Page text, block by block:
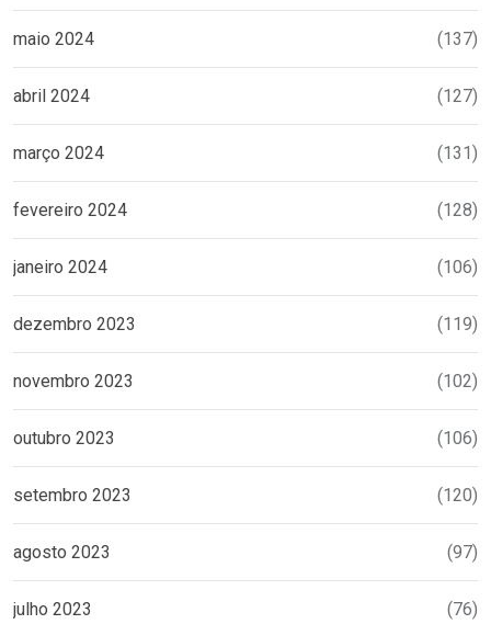
maio 2024 (137)
abril 2024 (127)
março 2024 (131)
fevereiro 2024 (128)
janeiro 2024 (106)
dezembro 2023 (119)
novembro 2023 (102)
outubro 2023 (106)
setembro 2023 (120)
agosto 2023 (97)
julho 2023 (76)